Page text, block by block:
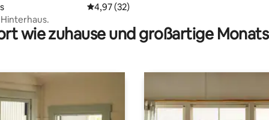
Durchschnittliche Bewertung: 4,97 von 5,
4,97 (32)
wie zuhause und großartige